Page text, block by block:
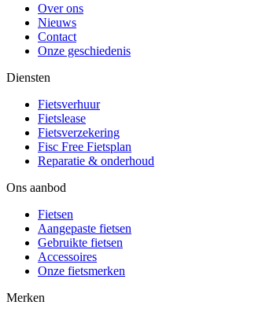
Over ons
Nieuws
Contact
Onze geschiedenis
Diensten
Fietsverhuur
Fietslease
Fietsverzekering
Fisc Free Fietsplan
Reparatie & onderhoud
Ons aanbod
Fietsen
Aangepaste fietsen
Gebruikte fietsen
Accessoires
Onze fietsmerken
Merken